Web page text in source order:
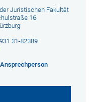
Juristischen Fakultät
16
31-82389